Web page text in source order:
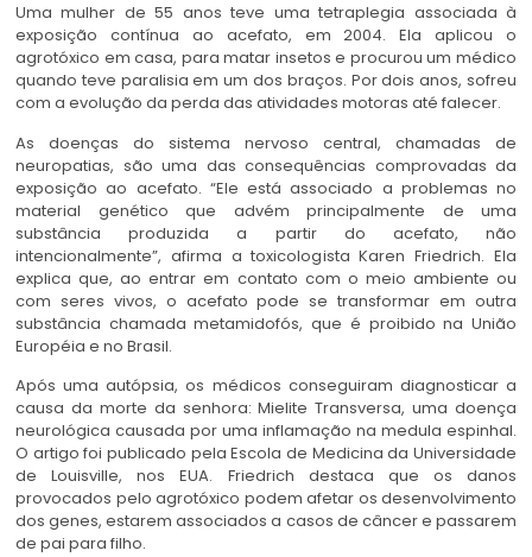
Uma mulher de 55 anos teve uma tetraplegia associada à
exposição contínua ao acefato, em 2004. Ela aplicou o
agrotóxico em casa, para matar insetos e procurou um médico
quando teve paralisia em um dos braços. Por dois anos, sofreu
com a evolução da perda das atividades motoras até falecer.
As doenças do sistema nervoso central, chamadas de
neuropatias, são uma das consequências comprovadas da
exposição ao acefato. “Ele está associado a problemas no
material genético que advém principalmente de uma
substância produzida a partir do acefato, não
intencionalmente”, afirma a toxicologista Karen Friedrich. Ela
explica que, ao entrar em contato com o meio ambiente ou
com seres vivos, o acefato pode se transformar em outra
substância chamada metamidofós, que é proibido na União
Européia e no Brasil.
Após uma autópsia, os médicos conseguiram diagnosticar a
causa da morte da senhora: Mielite Transversa, uma doença
neurológica causada por uma inflamação na medula espinhal.
O artigo foi publicado pela Escola de Medicina da Universidade
de Louisville, nos EUA. Friedrich destaca que os danos
provocados pelo agrotóxico podem afetar os desenvolvimento
dos genes, estarem associados a casos de câncer e passarem
de pai para filho.